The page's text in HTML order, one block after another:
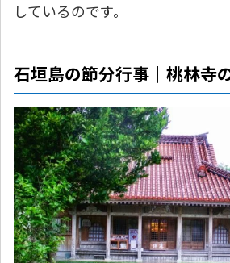
しているのです。
石垣島の節分行事｜桃林寺